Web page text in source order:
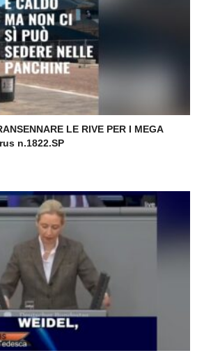
LE RIVE PER I MEGA
n.1822.SP